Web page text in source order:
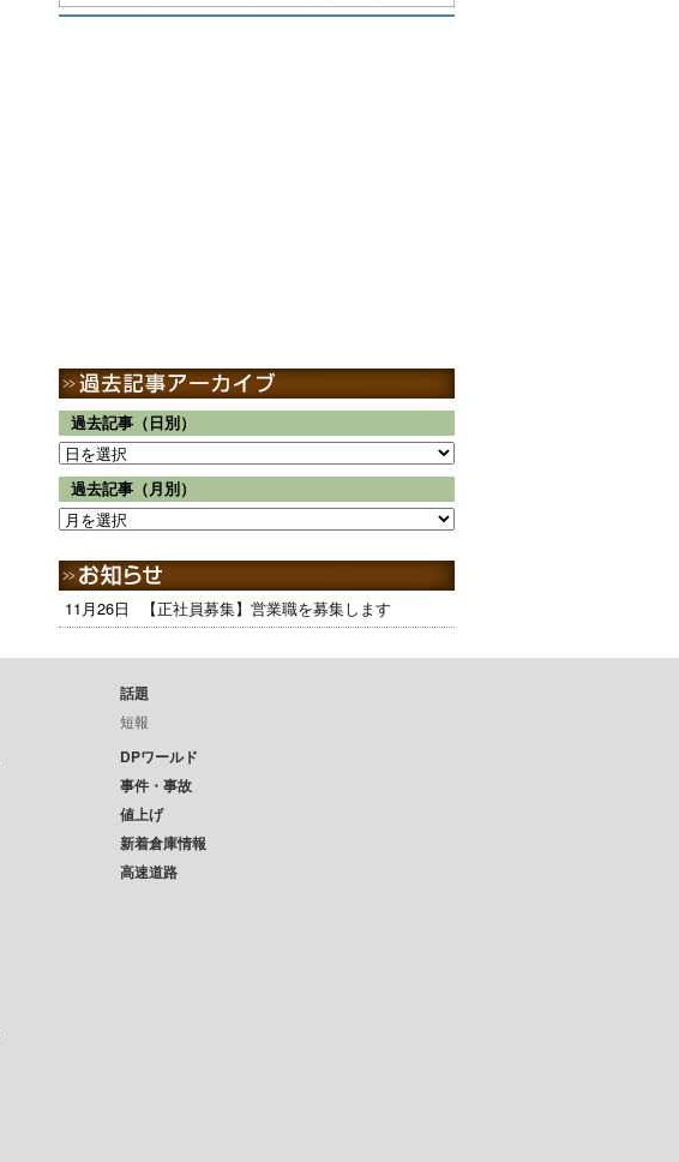
過去記事（日別）
過去記事（月別）
11月26日 【正社員募集】営業職を募集します
話題
短報
DPワールド
事件・事故
値上げ
新着倉庫情報
高速道路